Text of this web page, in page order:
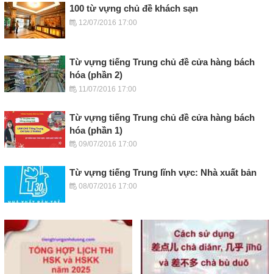
100 từ vựng chủ đề khách sạn
12/07/2016 17:00
Từ vựng tiếng Trung chủ đề cửa hàng bách
hóa (phần 2)
11/07/2016 17:00
Từ vựng tiếng Trung chủ đề cửa hàng bách
hóa (phần 1)
09/07/2016 17:00
Từ vựng tiếng Trung lĩnh vực: Nhà xuất bản
08/07/2016 17:00